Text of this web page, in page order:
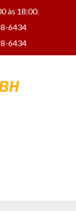
às 18:00.
6434
6434